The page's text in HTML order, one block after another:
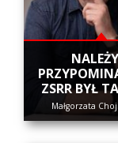
NALEŻY
ZSRR BYŁ
Małgorzata